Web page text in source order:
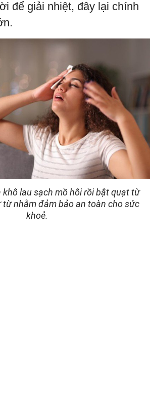
để giải nhiệt, đây lại chính
khô lau sạch mồ hôi rồi bật quạt từ
từ nhằm đảm bảo an toàn cho sức
khoẻ.